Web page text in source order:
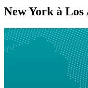
New York à Los